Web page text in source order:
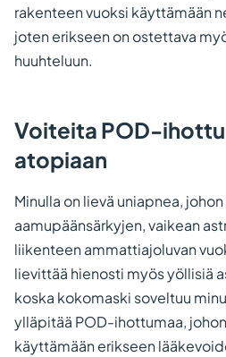
rakenteen vuoksi käyttämään
joten erikseen on ostettava
huuhteluun.
Voiteita POD-
atopiaan
Minulla on lievä uniapnea,
aamupäänsärkyjen, vaikean
liikenteen ammattiajoluvan
lievittää hienosti myös yöllisiä
koska kokomaski soveltuu
ylläpitää POD-ihottumaa,
käyttämään erikseen